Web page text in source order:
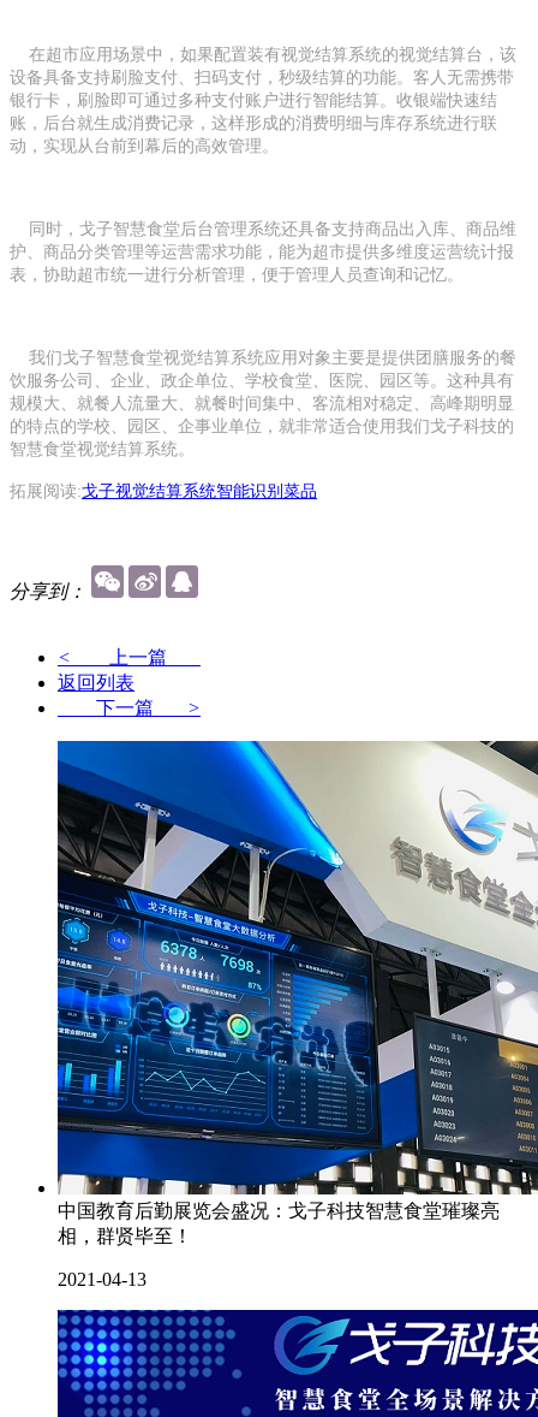
在超市应用场景中，如果配置装有视觉结算系统的视觉结算台，该
设备具备支持刷脸支付、扫码支付，秒级结算的功能。 客人无需携带
银行卡，刷脸即可通过多种支付账户进行智能结算。收银端快速结
账，后台就生成消费记录，这样形成的消费明细与库存系统进行联
动，实现从台前到幕后的高效管理。
同时，戈子智慧食堂后台管理系统还具备支持商品出入库、商品维
护、商品分类管理等运营需求功能，能为超市提供多维度运营统计报
表，协助超市统一进行分析管理，便于管理人员查询和记忆。
我们戈子智慧食堂视觉结算系统应用对象主要是提供团膳服务的餐
饮服务公司、企业、政企单位、学校食堂、医院、园区等。这种具有
规模大、就餐人流量大、就餐时间集中、客流相对稳定、高峰期明显
的特点的学校、园区、企事业单位，就非常适合使用我们戈子科技的
智慧食堂视觉结算系统。
拓展阅读:戈子视觉结算系统智能识别菜品
分享到：
< 上一篇
返回列表
下一篇 >
中国教育后勤展览会盛况：戈子科技智慧食堂璀璨亮
相，群贤毕至！
2021-04-13